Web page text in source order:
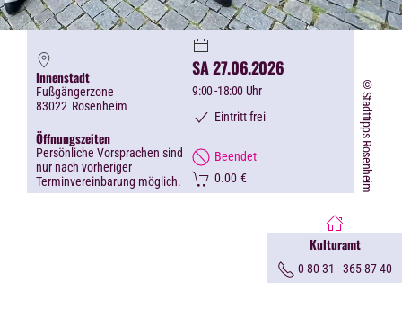
Innenstadt
Fußgängerzone
83022 Rosenheim
Öffnungszeiten
Persönliche Vorsprachen sind
nur nach vorheriger
Terminvereinbarung möglich.
SA 27.06.2026
9:00-18:00 Uhr
Eintritt frei
Beendet
0.00 € ©Stadttipps Rosenheim
Kulturamt
0 80 31 - 365 87 40